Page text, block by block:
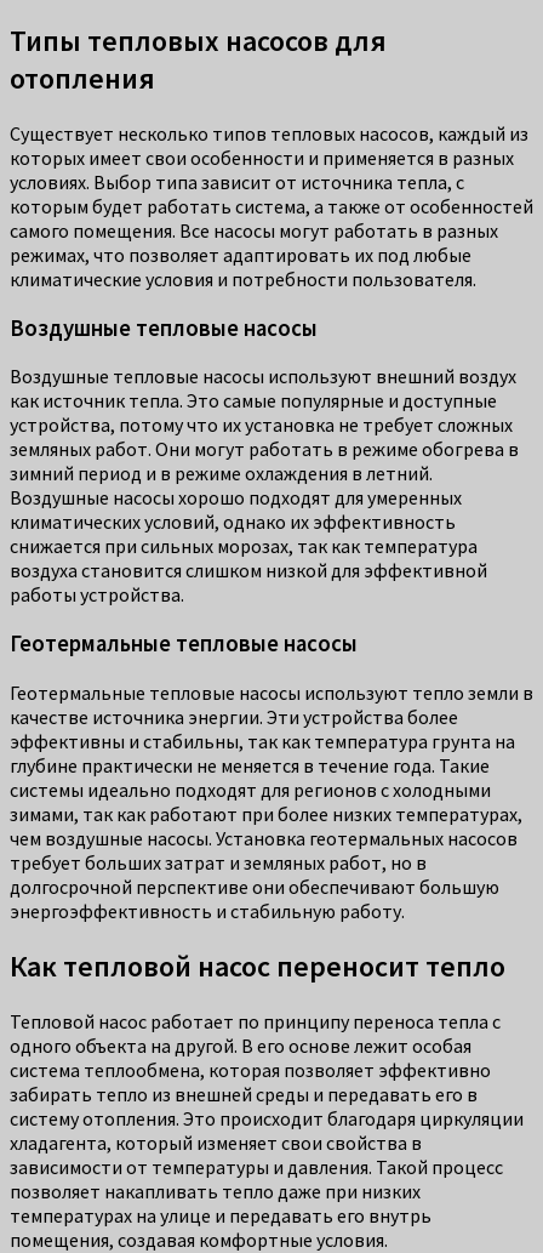
Типы тепловых насосов для
отопления
Существует несколько типов тепловых насосов, каждый из
которых имеет свои особенности и применяется в разных
условиях. Выбор типа зависит от источника тепла, с
которым будет работать система, а также от особенностей
самого помещения. Все насосы могут работать в разных
режимах, что позволяет адаптировать их под любые
климатические условия и потребности пользователя.
Воздушные тепловые насосы
Воздушные тепловые насосы используют внешний воздух
как источник тепла. Это самые популярные и доступные
устройства, потому что их установка не требует сложных
земляных работ. Они могут работать в режиме обогрева в
зимний период и в режиме охлаждения в летний.
Воздушные насосы хорошо подходят для умеренных
климатических условий, однако их эффективность
снижается при сильных морозах, так как температура
воздуха становится слишком низкой для эффективной
работы устройства.
Геотермальные тепловые насосы
Геотермальные тепловые насосы используют тепло земли в
качестве источника энергии. Эти устройства более
эффективны и стабильны, так как температура грунта на
глубине практически не меняется в течение года. Такие
системы идеально подходят для регионов с холодными
зимами, так как работают при более низких температурах,
чем воздушные насосы. Установка геотермальных насосов
требует больших затрат и земляных работ, но в
долгосрочной перспективе они обеспечивают большую
энергоэффективность и стабильную работу.
Как тепловой насос переносит тепло
Тепловой насос работает по принципу переноса тепла с
одного объекта на другой. В его основе лежит особая
система теплообмена, которая позволяет эффективно
забирать тепло из внешней среды и передавать его в
систему отопления. Это происходит благодаря циркуляции
хладагента, который изменяет свои свойства в
зависимости от температуры и давления. Такой процесс
позволяет накапливать тепло даже при низких
температурах на улице и передавать его внутрь
помещения, создавая комфортные условия.